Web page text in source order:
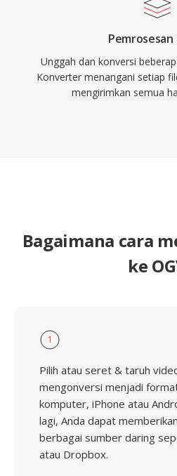
Pemrosesan
Unggah dan konversi
Konverter menangani setiap
mengirimkan semua
Bagaimana cara
ke
1
Pilih atau seret & taruh
mengonversi menjadi
komputer, iPhone atau
lagi, Anda dapat
berbagai sumber daring
atau Dropbox.